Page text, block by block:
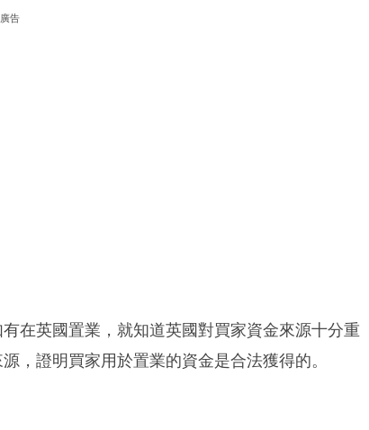
廣告
在英國置業，就知道英國對買家資金來源十分重
，證明買家用於置業的資金是合法獲得的。